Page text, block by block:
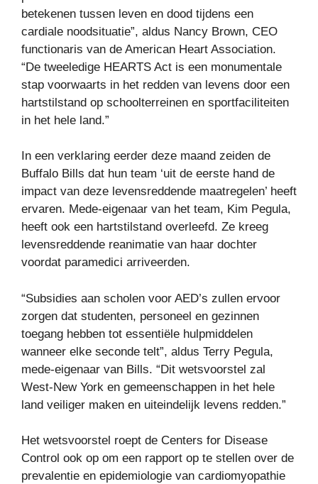
betekenen tussen leven en dood tijdens een
cardiale noodsituatie”, aldus Nancy Brown, CEO
functionaris van de American Heart Association.
“De tweeledige HEARTS Act is een monumentale
stap voorwaarts in het redden van levens door een
hartstilstand op schoolterreinen en sportfaciliteiten
in het hele land.”
In een verklaring eerder deze maand zeiden de
Buffalo Bills dat hun team ‘uit de eerste hand de
impact van deze levensreddende maatregelen’ heeft
ervaren. Mede-eigenaar van het team, Kim Pegula,
heeft ook een hartstilstand overleefd. Ze kreeg
levensreddende reanimatie van haar dochter
voordat paramedici arriveerden.
“Subsidies aan scholen voor AED’s zullen ervoor
zorgen dat studenten, personeel en gezinnen
toegang hebben tot essentiële hulpmiddelen
wanneer elke seconde telt”, aldus Terry Pegula,
mede-eigenaar van Bills. “Dit wetsvoorstel zal
West-New York en gemeenschappen in het hele
land veiliger maken en uiteindelijk levens redden.”
Het wetsvoorstel roept de Centers for Disease
Control ook op om een ​​rapport op te stellen over de
prevalentie en epidemiologie van cardiomyopathie